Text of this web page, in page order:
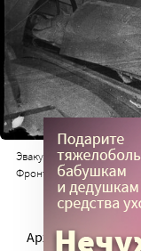
Эвакуация раненых
Фронт, южный берег
Архив